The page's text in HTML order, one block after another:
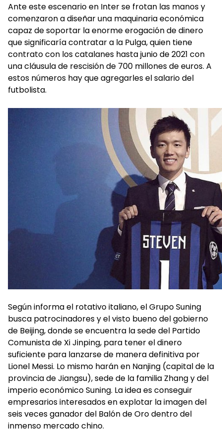
Ante este escenario en Inter se frotan las manos y
comenzaron a diseñar una maquinaria económica
capaz de soportar la enorme erogación de dinero
que significaría contratar a la Pulga, quien tiene
contrato con los catalanes hasta junio de 2021 con
una cláusula de rescisión de 700 millones de euros. A
estos números hay que agregarles el salario del
futbolista.
Según informa el rotativo italiano, el Grupo Suning
busca patrocinadores y el visto bueno del gobierno
de Beijing, donde se encuentra la sede del Partido
Comunista de Xi Jinping, para tener el dinero
suficiente para lanzarse de manera definitiva por
Lionel Messi. Lo mismo harán en Nanjing (capital de la
provincia de Jiangsu), sede de la familia Zhang y del
imperio económico Suning. La idea es conseguir
empresarios interesados en explotar la imagen del
seis veces ganador del Balón de Oro dentro del
inmenso mercado chino.